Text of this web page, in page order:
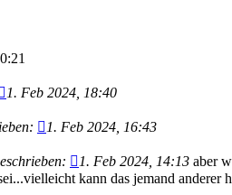
1. Feb 2024, 18:40
1. Feb 2024, 16:43
1. Feb 2024, 14:13 aber
kann das jemand anderer